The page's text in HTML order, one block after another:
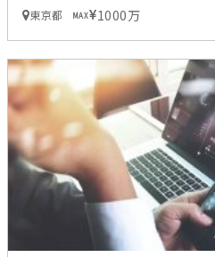
東京都 MAX 1000万